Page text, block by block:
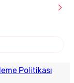
Politikası